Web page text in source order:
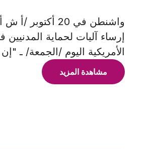
واشنطن في 20
إرساء آليات لحماية
الأمريكية اليوم /الجمعة/ ـ
مشاهدة المزيد